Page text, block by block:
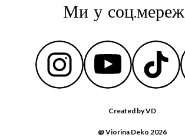
Ми у
Created by VD
@ Viorina Deko 2026